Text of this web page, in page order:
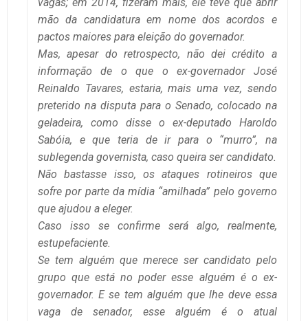
mão da candidatura em nome dos acordos e
pactos maiores para eleição do governador.
Mas, apesar do retrospecto, não dei crédito a
informação de o que o ex-governador José
Reinaldo Tavares, estaria, mais uma vez, sendo
preterido na disputa para o Senado, colocado na
geladeira, como disse o ex-deputado Haroldo
Sabóia, e que teria de ir para o “murro”, na
sublegenda governista, caso queira ser candidato.
Não bastasse isso, os ataques rotineiros que
sofre por parte da mídia “amilhada” pelo governo
que ajudou a eleger.
Caso isso se confirme será algo, realmente,
estupefaciente.
Se tem alguém que merece ser candidato pelo
grupo que está no poder esse alguém é o ex-
governador. E se tem alguém que lhe deve essa
vaga de senador, esse alguém é o atual